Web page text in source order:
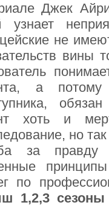
Джек
узнает
не
вины
а
хоть и
но
за правду
по
1,2,3